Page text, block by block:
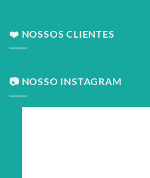
❤️ NOSSOS CLIENTES
📷 NOSSO INSTAGRAM